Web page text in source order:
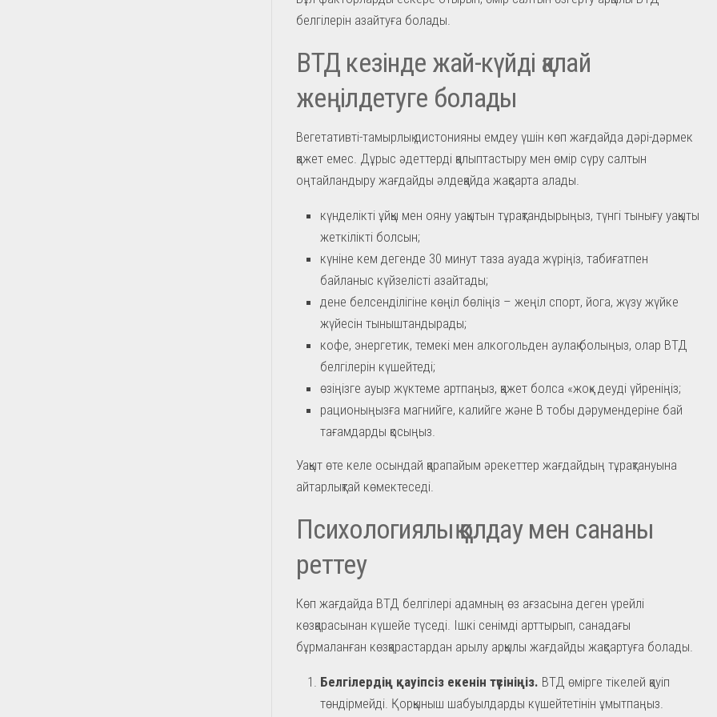
белгілерін азайтуға болады.
ВТД кезінде жай-күйді қалай
жеңілдетуге болады
Вегетативті-тамырлық дистонияны емдеу үшін көп жағдайда дәрі-дәрмек
қажет емес. Дұрыс әдеттерді қалыптастыру мен өмір сүру салтын
оңтайландыру жағдайды әлдеқайда жақсарта алады.
күнделікті ұйқы мен ояну уақытын тұрақтандырыңыз, түнгі тынығу уақыты
жеткілікті болсын;
күніне кем дегенде 30 минут таза ауада жүріңіз, табиғатпен
байланыс күйзелісті азайтады;
дене белсенділігіне көңіл бөліңіз – жеңіл спорт, йога, жүзу жүйке
жүйесін тыныштандырады;
кофе, энергетик, темекі мен алкогольден аулақ болыңыз, олар ВТД
белгілерін күшейтеді;
өзіңізге ауыр жүктеме артпаңыз, қажет болса «жоқ» деуді үйреніңіз;
рационыңызға магнийге, калийге және В тобы дәрумендеріне бай
тағамдарды қосыңыз.
Уақыт өте келе осындай қарапайым әрекеттер жағдайдың тұрақтануына
айтарлықтай көмектеседі.
Психологиялық қолдау мен сананы
реттеу
Көп жағдайда ВТД белгілері адамның өз ағзасына деген үрейлі
көзқарасынан күшейе түседі. Ішкі сенімді арттырып, санадағы
бұрмаланған көзқарастардан арылу арқылы жағдайды жақсартуға болады.
Белгілердің қауіпсіз екенін түсініңіз. ВТД өмірге тікелей қауіп
төндірмейді. Қорқыныш шабуылдарды күшейтетінін ұмытпаңыз.